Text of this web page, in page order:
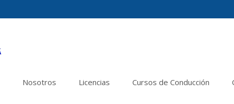
Nosotros Licencias Cursos de Conducción